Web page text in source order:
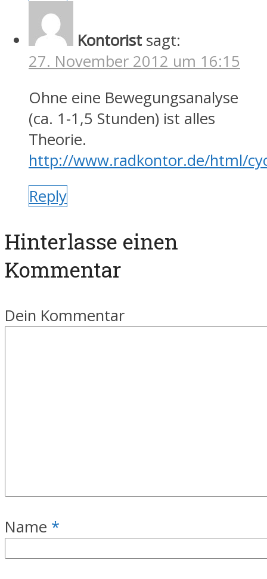
Kontorist sagt:
27. November 2012 um 16:15
Ohne eine Bewegungsanalyse
(ca. 1-1,5 Stunden) ist alles
Theorie.
http://www.radkontor.de/html/
Reply
Hinterlasse einen
Kommentar
Dein Kommentar
Name *